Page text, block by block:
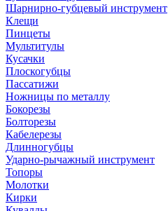
Шарнирно-губцевый инструмент
Клещи
Пинцеты
Мультитулы
Кусачки
Плоскогубцы
Пассатижи
Ножницы по металлу
Бокорезы
Болторезы
Кабелерезы
Длинногубцы
Ударно-рычажный инструмент
Топоры
Молотки
Кирки